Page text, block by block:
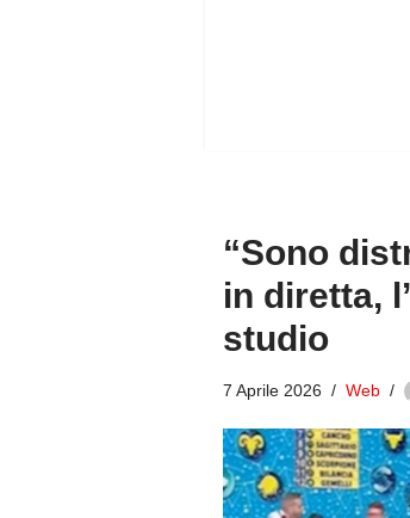
“Sono
in diretta,
studio
7 Aprile 2026 Web